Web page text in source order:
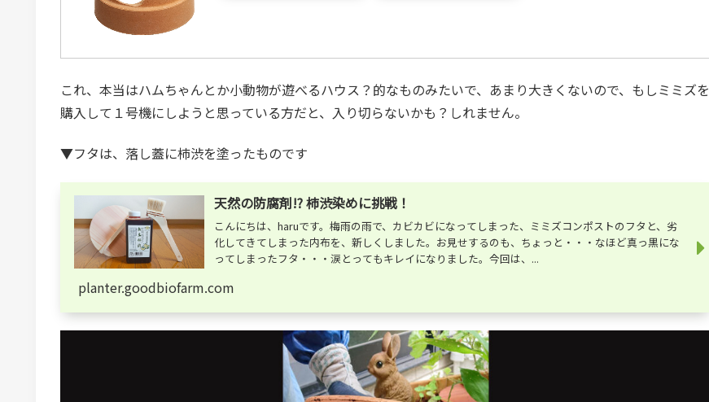
これ、本当はハムちゃんとか小動物が遊べるハウス？的なものみたいで、あまり大きくないので、もしミミズを
購入して１号機にしようと思っている方だと、入り切らないかも？しれません。
▼フタは、落し蓋に柿渋を塗ったものです
天然の防腐剤!? 柿渋染めに挑戦！
こんにちは、haruです。梅雨の雨で、カビカビになってしまった、ミミズコンポストのフタと、劣
化してきてしまった内布を、新しくしました。お見せするのも、ちょっと・・・なほど真っ黒にな
ってしまったフタ・・・涙とってもキレイになりました。今回は、...
planter.goodbiofarm.com